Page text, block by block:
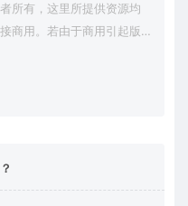
所有，这里所提供资源均
商用。若由于商用引起版